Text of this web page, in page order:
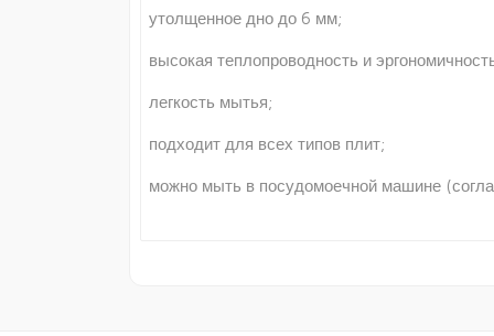
утолщенное дно до 6 мм;
высокая теплопроводность и
легкость мытья;
подходит для всех типов плит;
можно мыть в посудомоечной машине